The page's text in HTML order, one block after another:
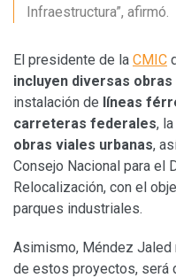
Infraestructura”, afirmó.
El presidente de la CMIC
incluyen diversas
instalación de líneas
carreteras federales,
obras viales urbanas,
Consejo Nacional para el
Relocalización, con el
parques industriales.
Asimismo, Méndez Jaled
de estos proyectos, será